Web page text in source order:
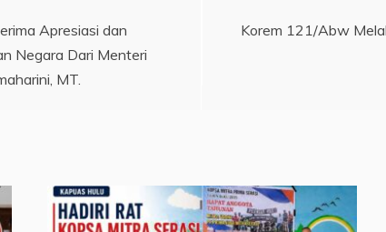
Apresiasi dan
Negara Dari Menteri
MT.
Korem 121/Abw